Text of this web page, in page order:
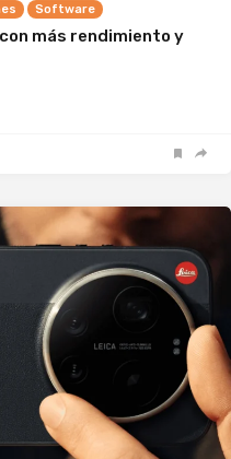
Software
con más rendimiento y